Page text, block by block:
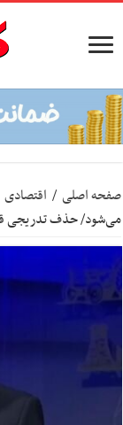
صفحه اصلی / اقتصادی
می‌شود/ حذف تدریجی